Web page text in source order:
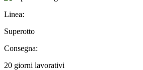
Linea:
Superotto
Consegna:
20 giorni lavorativi